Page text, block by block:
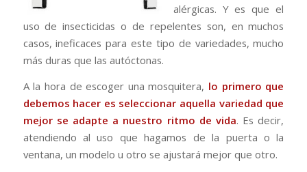
alérgicas. Y es que el
uso de insecticidas o de repelentes son, en muchos
casos, ineficaces para este tipo de variedades, mucho
más duras que las autóctonas.
A la hora de escoger una mosquitera, lo primero que
debemos hacer es seleccionar aquella variedad que
mejor se adapte a nuestro ritmo de vida. Es decir,
atendiendo al uso que hagamos de la puerta o la
ventana, un modelo u otro se ajustará mejor que otro.